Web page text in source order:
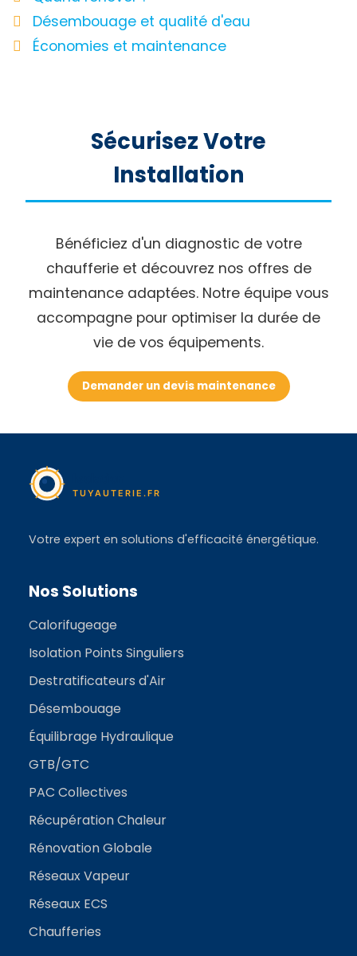
Désembouage et qualité d'eau
Économies et maintenance
Sécurisez Votre
Installation
Bénéficiez d'un diagnostic de votre
chaufferie et découvrez nos offres de
maintenance adaptées. Notre équipe vous
accompagne pour optimiser la durée de
vie de vos équipements.
Demander un devis maintenance
Votre expert en solutions d'efficacité énergétique.
Nos Solutions
Calorifugeage
Isolation Points Singuliers
Destratificateurs d'Air
Désembouage
Équilibrage Hydraulique
GTB/GTC
PAC Collectives
Récupération Chaleur
Rénovation Globale
Réseaux Vapeur
Réseaux ECS
Chaufferies